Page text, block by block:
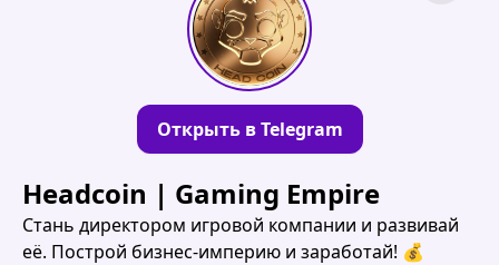
Открыть в Telegram
Headcoin | Gaming Empire
Стань директором игровой компании и развивай
её. Построй бизнес-империю и заработай! 💰